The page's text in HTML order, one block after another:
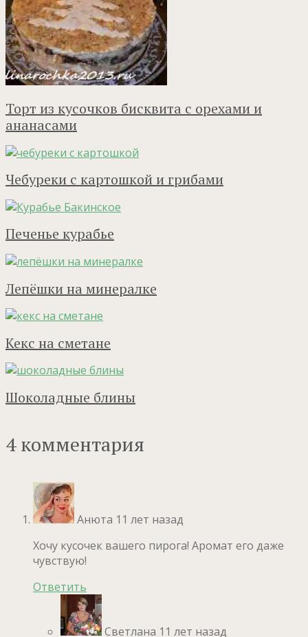
Торт из кусочков бисквита с орехами и
ананасами
Чебуреки с картошкой и грибами
Печенье курабье
Лепёшки на минералке
Кекс на сметане
Шоколадные блины
4 комментария
Анюта 11 лет назад
Хочу кусочек вашего пирога! Аромат его даже
чувствую!
Ответить
Светлана 11 лет назад